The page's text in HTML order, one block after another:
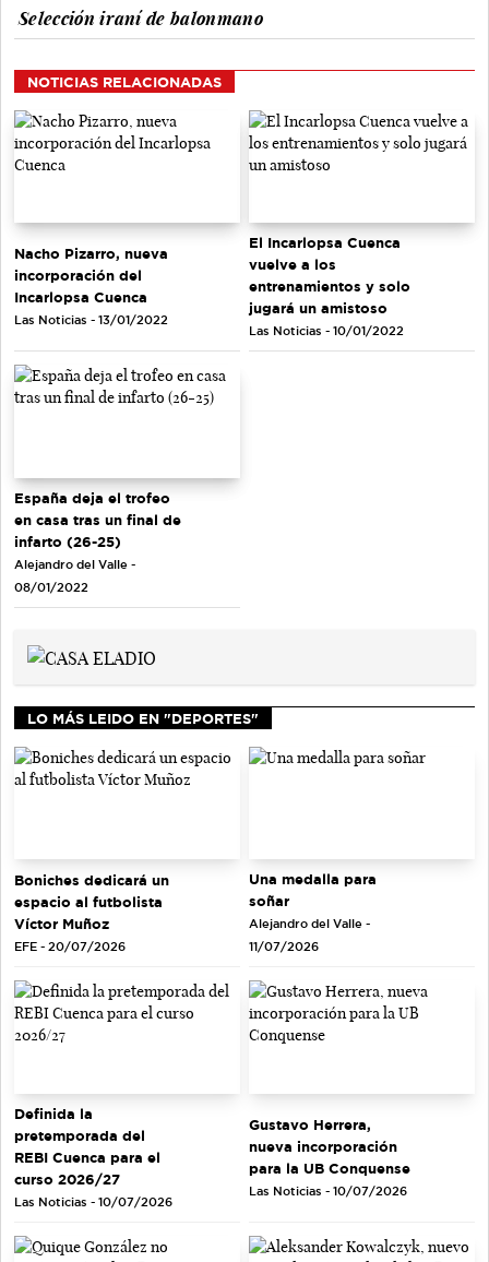
Selección iraní de balonmano
NOTICIAS RELACIONADAS
Nacho Pizarro, nueva
incorporación del
Incarlopsa Cuenca
Las Noticias - 13/01/2022
El Incarlopsa Cuenca
vuelve a los
entrenamientos y solo
jugará un amistoso
Las Noticias - 10/01/2022
España deja el trofeo
en casa tras un final de
infarto (26-25)
Alejandro del Valle -
08/01/2022
LO MÁS LEIDO EN "DEPORTES"
Boniches dedicará un
espacio al futbolista
Víctor Muñoz
EFE - 20/07/2026
Una medalla para
soñar
Alejandro del Valle -
11/07/2026
Definida la
pretemporada del
REBI Cuenca para el
curso 2026/27
Las Noticias - 10/07/2026
Gustavo Herrera,
nueva incorporación
para la UB Conquense
Las Noticias - 10/07/2026